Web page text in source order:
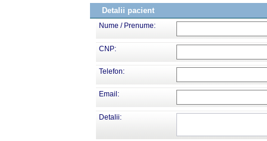
Detalii pacient
Nume / Prenume:
CNP:
Telefon:
Email:
Detalii: